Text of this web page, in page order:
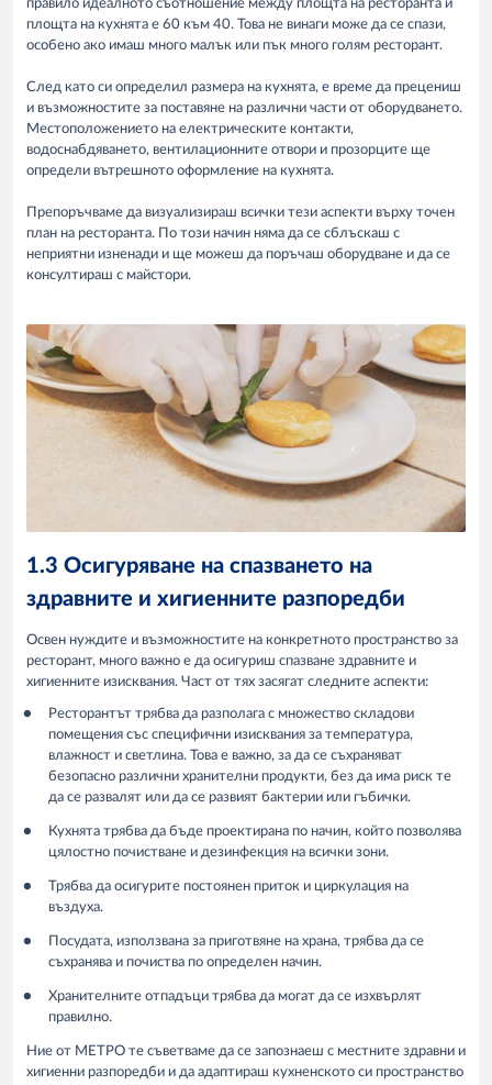
правило идеалното съотношение между площта на ресторанта и
площта на кухнята е 60 към 40. Това не винаги може да се спази,
особено ако имаш много малък или пък много голям ресторант.
След като си определил размера на кухнята, е време да прецениш
и възможностите за поставяне на различни части от оборудването.
Местоположението на електрическите контакти,
водоснабдяването, вентилационните отвори и прозорците ще
определи вътрешното оформление на кухнята.
Препоръчваме да визуализираш всички тези аспекти върху точен
план на ресторанта. По този начин няма да се сблъскаш с
неприятни изненади и ще можеш да поръчаш оборудване и да се
консултираш с майстори.
1.3 Осигуряване на спазването на
здравните и хигиенните разпоредби
Освен нуждите и възможностите на конкретното пространство за
ресторант, много важно е да осигуриш спазване здравните и
хигиенните изисквания. Част от тях засягат следните аспекти:
Ресторантът трябва да разполага с множество складови
помещения със специфични изисквания за температура,
влажност и светлина. Това е важно, за да се съхраняват
безопасно различни хранителни продукти, без да има риск те
да се развалят или да се развият бактерии или гъбички.
Кухнята трябва да бъде проектирана по начин, който позволява
цялостно почистване и дезинфекция на всички зони.
Трябва да осигурите постоянен приток и циркулация на
въздуха.
Посудата, използвана за приготвяне на храна, трябва да се
съхранява и почиства по определен начин.
Хранителните отпадъци трябва да могат да се изхвърлят
правилно.
Ние от МЕТРО те съветваме да се запознаеш с местните здравни и
хигиенни разпоредби и да адаптираш кухненското си пространство